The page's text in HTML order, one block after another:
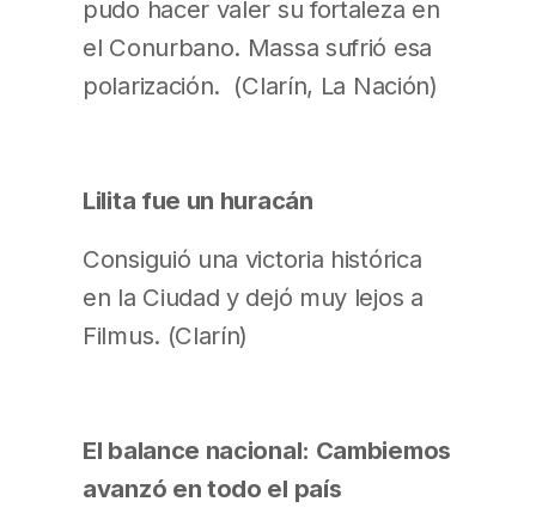
pudo hacer valer su fortaleza en
el Conurbano. Massa sufrió esa
polarización. (Clarín, La Nación)
Lilita fue un huracán
Consiguió una victoria histórica
en la Ciudad y dejó muy lejos a
Filmus. (Clarín)
El balance nacional: Cambiemos
avanzó en todo el país